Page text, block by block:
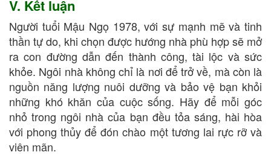
V. Kết luận
Người tuổi Mậu Ngọ 1978, với sự mạnh mẽ và tinh
thần tự do, khi chọn được hướng nhà phù hợp sẽ mở
ra con đường dẫn đến thành công, tài lộc và sức
khỏe. Ngôi nhà không chỉ là nơi để trở về, mà còn là
nguồn năng lượng nuôi dưỡng và bảo vệ bạn khỏi
những khó khăn của cuộc sống. Hãy để mỗi góc
nhỏ trong ngôi nhà của bạn đều tỏa sáng, hài hòa
với phong thủy để đón chào một tương lai rực rỡ và
viên mãn.